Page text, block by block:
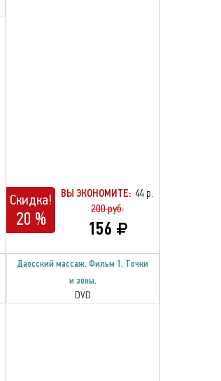
Скидка!
20 %
ВЫ ЭКОНОМИТЕ: 44 р.
200 руб.
156
Даосский массаж. Фильм 1. Точки
и зоны.
DVD